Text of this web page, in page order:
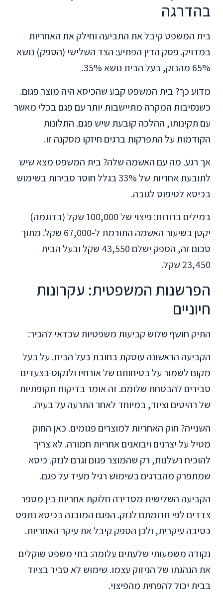
בהדרגה
בית המשפט קיבל את התביעה וחילק את האחריות
במדויק. פסק הדין הפתיע: הצד השלישי (הספק) נושא
65% מהנזק, בעל הבית נושא 35%.
מדוע כך? בית המשפט קבע שהכיסא היה מוצר פגום.
כשנסיבות המקרה מתיישבות יותר עם פגם בכלי מאשר
עם תקינותו, ההלכה קובעת שיש פגם. התלונות
הקודמות על התפרקות ברגים חיזקו מסקנה זו.
אך רגע. מה עם האשמה שלה? בית המשפט מצא שיש
לתובעת אחריות של 33% בגלל חוסר סבירות בשימוש
בכיסא לטיפוס לגובה.
במילים ברורות: פיצוי של 100,000 שקל (בדוגמה)
יקטן בשיעור האשמה התורמת ל-67,000 שקל. מתוך
סכום זה, הספק ישלם 43,550 שקל ובעל הבית
23,450 שקל.
הפרשנות המשפטית: עקרונות
חיוניים
התיק חושף שלוש קביעות משפטיות שכדאי להכיר:
הקביעה הראשונה עוסקת בחובת בעל הבית. על בעל
מקום לשמור על בטיחותם של אורחיו ולנקוט בצעדים
סבירים להבטחת שלומם. זה אומר בדיקות תקופתיות
של רהיטים וציוד, במיוחד לאחר התרעה על בעיה.
השנייה? חוק האחריות למוצרים פגומים. כאן החוק
מטיל על יצרנים ויבואנים אחריות חמורה. לא צריך
להוכיח רשלנות, רק שהמוצר פגום וגרם לנזק. כיסא
שמתפרק מהברגים בשימוש רגיל מעיד על פגם.
הקביעה השלישית מסדירה חלוקת אחריות בין מספר
צדדים לפי תרומתם לנזק. הפגם המובנה בכיסא נתפס
כסיבה עיקרית, ולכן הספק קיבל את עיקר האחריות.
נקודה משמעותי שלעתים עלומה: בתי משפט שוקלים
את הנהגתו של הניזוק עצמו. שימוש לא סביר בציוד
בבית יכול להפחית מהפיצוי.